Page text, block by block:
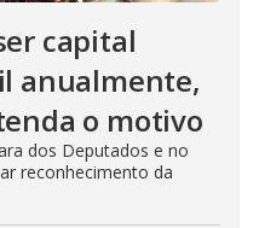
capital
anualmente,
o motivo
dos Deputados e no
reconhecimento da